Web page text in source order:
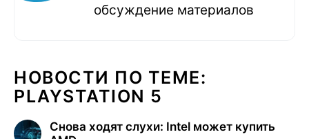
обсуждение материалов
НОВОСТИ ПО ТЕМЕ:
PLAYSTATION 5
Снова ходят слухи: Intel может купить